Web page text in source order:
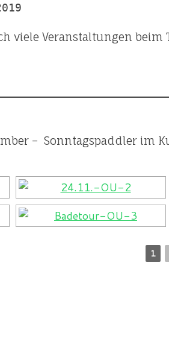
viele Veranstaltungen
– Sonntagspaddler im
1